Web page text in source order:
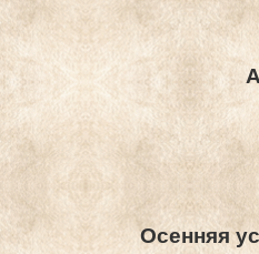
Осенняя